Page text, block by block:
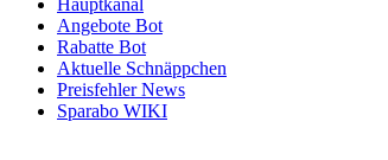
Hauptkanal
Angebote Bot
Rabatte Bot
Aktuelle Schnäppchen
Preisfehler News
Sparabo WIKI